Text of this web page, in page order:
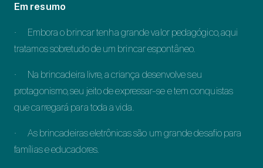
Em resumo
· Embora o brincar tenha grande valor pedagógico, aqui
tratamos sobretudo de um brincar espontâneo.
· Na brincadeira livre, a criança desenvolve seu
protagonismo, seu jeito de expressar-se e tem conquistas
que carregará para toda a vida.
· As brincadeiras eletrônicas são um grande desafio para
famílias e educadores.